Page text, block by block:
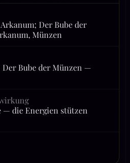
Der Bube der
Münzen
Bube der Münzen —
— die Energien stützen